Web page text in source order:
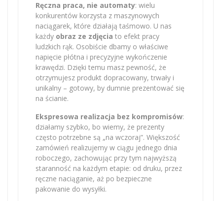
Ręczna praca, nie automaty: wielu
konkurentów korzysta z maszynowych
naciągarek, które działają taśmowo. U nas
każdy obraz ze zdjęcia to efekt pracy
ludzkich rąk. Osobiście dbamy o właściwe
napięcie płótna i precyzyjne wykończenie
krawędzi. Dzięki temu masz pewność, że
otrzymujesz produkt dopracowany, trwały i
unikalny – gotowy, by dumnie prezentować się
na ścianie.
Ekspresowa realizacja bez kompromisów:
działamy szybko, bo wiemy, że prezenty
często potrzebne są „na wczoraj”. Większość
zamówień realizujemy w ciągu jednego dnia
roboczego, zachowując przy tym najwyższą
staranność na każdym etapie: od druku, przez
ręczne naciąganie, aż po bezpieczne
pakowanie do wysyłki.